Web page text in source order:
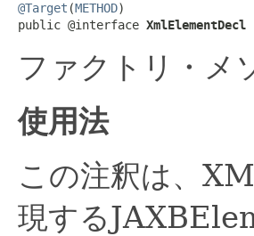
@Target (METHOD)
public @interface XmlElementDecl
ファクトリ・メ
使用法
この注釈は、
現する